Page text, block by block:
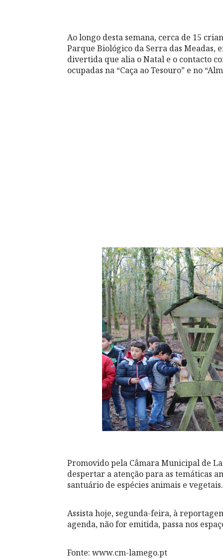
Ao longo desta semana, cerca de 15
Parque Biológico da Serra das
divertida que alia o Natal e o contacto
ocupadas na “Caça ao Tesouro” e no
Promovido pela Câmara Municipal de
despertar a atenção para as temáticas
santuário de espécies animais e vegetais.
Assista hoje, segunda-feira, à
agenda, não for emitida, passa nos
Fonte: www.cm-lamego.pt